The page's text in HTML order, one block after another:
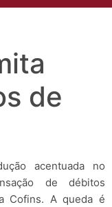
de
acentuada no
de débitos
Cofins. A queda é